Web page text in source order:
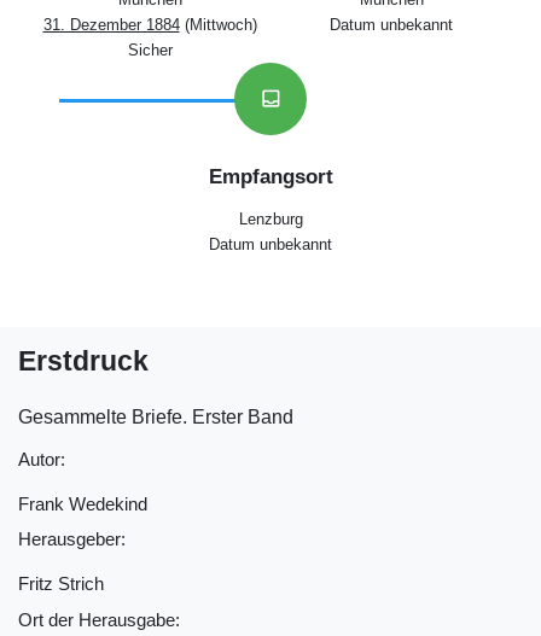
31. Dezember 1884(Mittwoch)
Sicher
Datum unbekannt
inbox
Empfangsort
Lenzburg
Datum unbekannt
Erstdruck
Gesammelte Briefe. Erster Band
Autor:
Frank Wedekind
Herausgeber:
Fritz Strich
Ort der Herausgabe: